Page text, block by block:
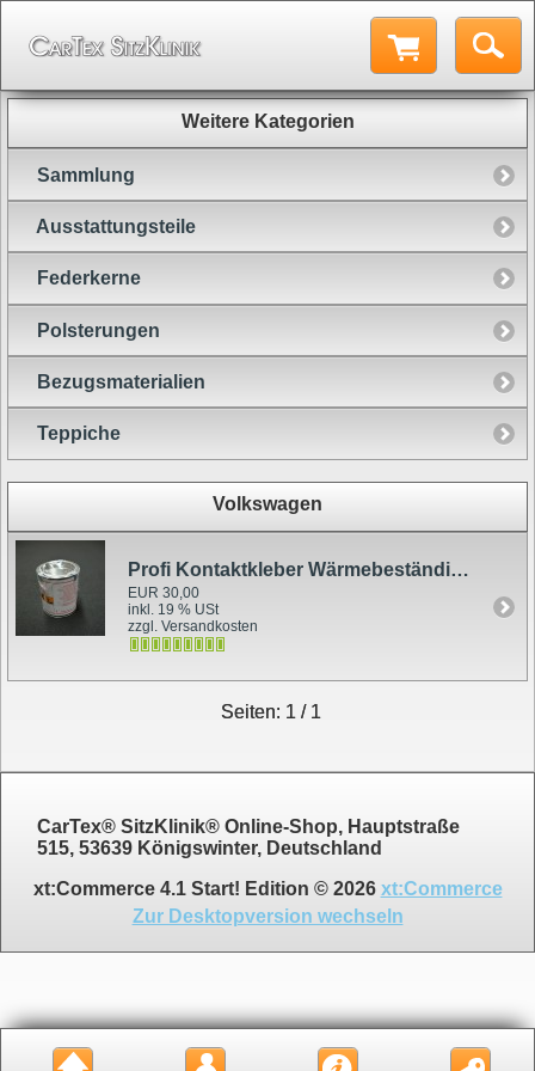
Weitere Kategorien
Sammlung
Ausstattungsteile
Federkerne
Polsterungen
Bezugsmaterialien
Teppiche
Volkswagen
Profi Kontaktkleber Wärmebeständig 800 ml
EUR 30,00
inkl. 19 % USt
zzgl. Versandkosten
Seiten: 1 / 1
CarTex® SitzKlinik® Online-Shop, Hauptstraße
515, 53639 Königswinter, Deutschland
xt:Commerce 4.1 Start! Edition © 2026 xt:Commerce
Zur Desktopversion wechseln